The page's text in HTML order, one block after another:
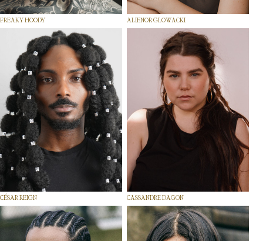
FREAKY HOODY ALIENOR GLOWACKI
CÉSAR REIGN CASSANDRE DAGON